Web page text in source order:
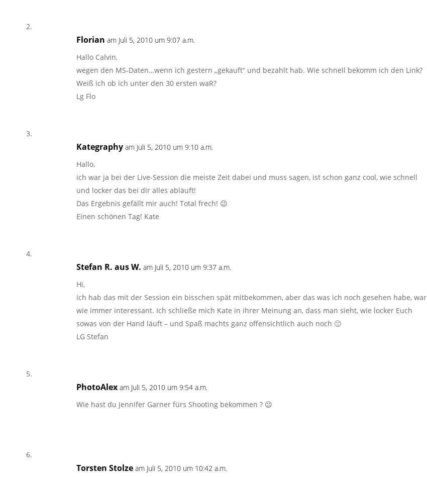
Florian am Juli 5, 2010 um 9:07 a.m.
Hallo Calvin,
wegen den MS-Daten…wenn ich gestern „gekauft“ und bezahlt hab. Wie schnell bekomm ich den Link?
Weiß ich ob ich unter den 30 ersten waR?
Lg Flo
Kategraphy am Juli 5, 2010 um 9:10 a.m.
Hallo,
ich war ja bei der Live-Session die meiste Zeit dabei und muss sagen, ist schon ganz cool, wie schnell
und locker das bei dir alles abläuft!
Das Ergebnis gefällt mir auch! Total frech! 😉
Einen schönen Tag! Kate
Stefan R. aus W. am Juli 5, 2010 um 9:37 a.m.
Hi,
ich hab das mit der Session ein bisschen spät mitbekommen, aber das was ich noch gesehen habe, war
wie immer interessant. Ich schließe mich Kate in ihrer Meinung an, dass man sieht, wie locker Euch
sowas von der Hand läuft – und Spaß machts ganz offensichtlich auch noch 🙂
LG Stefan
PhotoAlex am Juli 5, 2010 um 9:54 a.m.
Wie hast du Jennifer Garner fürs Shooting bekommen ? 😉
Torsten Stolze am Juli 5, 2010 um 10:42 a.m.